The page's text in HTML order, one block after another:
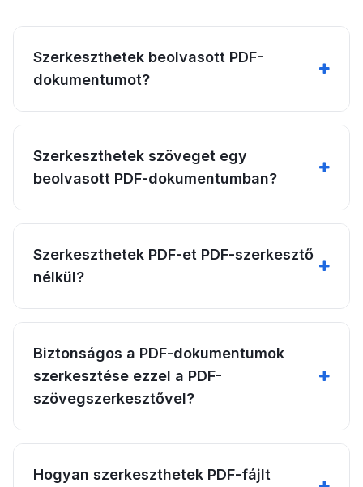
Szerkeszthetek beolvasott PDF-
dokumentumot?
Szerkeszthetek szöveget egy
beolvasott PDF-dokumentumban?
Szerkeszthetek PDF-et PDF-szerkesztő
nélkül?
Biztonságos a PDF-dokumentumok
szerkesztése ezzel a PDF-
szövegszerkesztővel?
Hogyan szerkeszthetek PDF-fájlt